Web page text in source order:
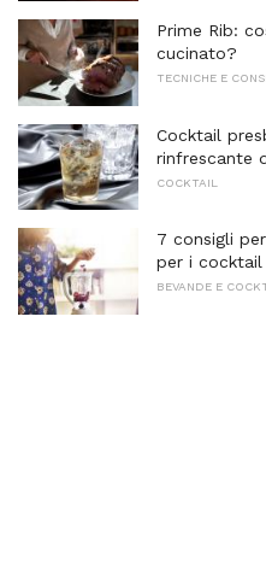
Prime Rib:
cucinato?
TECNICHE E
Cocktail
rinfrescante
COCKTAIL
7 consigli
per i cocktail
BEVANDE E